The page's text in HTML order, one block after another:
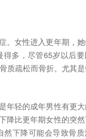
。女性进入更年期，
多，尽管65岁以后
质疏松而骨折。尤其
年轻的成年男性有更
降比更年期女性的突
下降可能会导致骨质